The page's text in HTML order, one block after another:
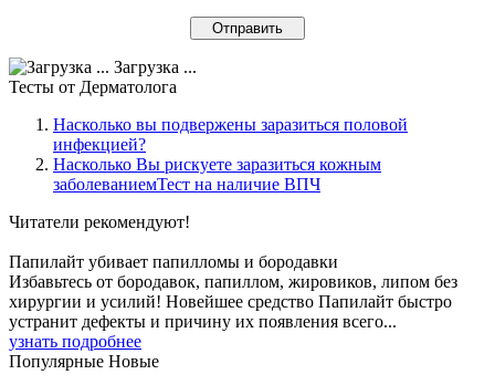
Загрузка ...
Тесты от Дерматолога
Насколько вы подвержены заразиться половой
инфекцией?
Насколько Вы рискуете заразиться кожным
заболеваниемТест на наличие ВПЧ
Читатели рекомендуют!
Папилайт убивает папилломы и бородавки
Избавьтесь от бородавок, папиллом, жировиков, липом без
хирургии и усилий! Новейшее средство Папилайт быстро
устранит дефекты и причину их появления всего...
узнать подробнее
Популярные Новые